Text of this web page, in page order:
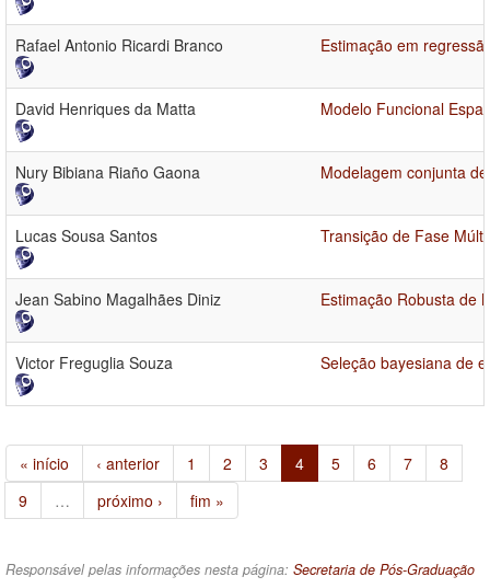
Rafael Antonio Ricardi Branco Estimação em
David Henriques da Matta Modelo Funcional
Nury Bibiana Riaño Gaona Modelagem conjunta
Lucas Sousa Santos Transição de Fase
Jean Sabino Magalhães Diniz Estimação Robusta de
Victor Freguglia Souza Seleção bayesiana de
« início ‹ anterior 1 2 3 4 5 6 7
8
9
… próximo › fim »
Responsável pelas informações nesta página: Secretaria de Pós-Graduação